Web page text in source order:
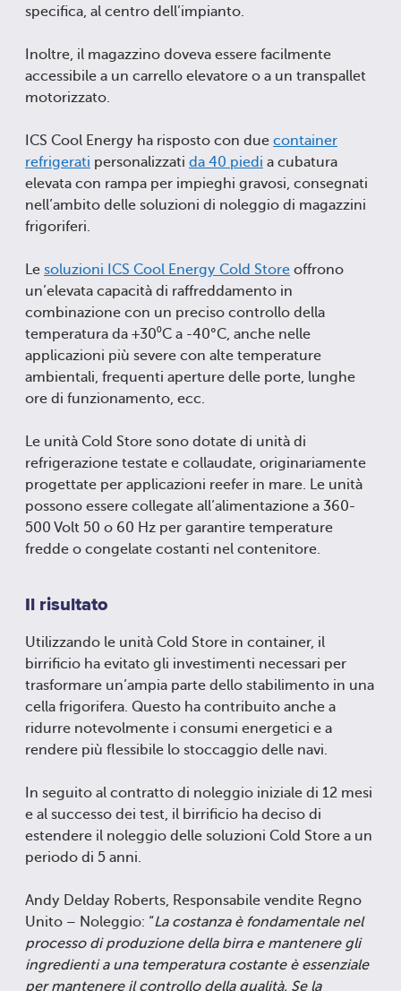
specifica, al centro dell’impianto.
Inoltre, il magazzino doveva essere facilmente
accessibile a un carrello elevatore o a un transpallet
motorizzato.
ICS Cool Energy ha risposto con due container
refrigerati personalizzati da 40 piedi a cubatura
elevata con rampa per impieghi gravosi, consegnati
nell’ambito delle soluzioni di noleggio di magazzini
frigoriferi.
Le soluzioni ICS Cool Energy Cold Store offrono
un’elevata capacità di raffreddamento in
combinazione con un preciso controllo della
temperatura da +30⁰C a -40°C, anche nelle
applicazioni più severe con alte temperature
ambientali, frequenti aperture delle porte, lunghe
ore di funzionamento, ecc.
Le unità Cold Store sono dotate di unità di
refrigerazione testate e collaudate, originariamente
progettate per applicazioni reefer in mare. Le unità
possono essere collegate all’alimentazione a 360-
500 Volt 50 o 60 Hz per garantire temperature
fredde o congelate costanti nel contenitore.
Il risultato
Utilizzando le unità Cold Store in container, il
birrificio ha evitato gli investimenti necessari per
trasformare un’ampia parte dello stabilimento in una
cella frigorifera. Questo ha contribuito anche a
ridurre notevolmente i consumi energetici e a
rendere più flessibile lo stoccaggio delle navi.
In seguito al contratto di noleggio iniziale di 12 mesi
e al successo dei test, il birrificio ha deciso di
estendere il noleggio delle soluzioni Cold Store a un
periodo di 5 anni.
Andy Delday Roberts, Responsabile vendite Regno
Unito – Noleggio: “La costanza è fondamentale nel
processo di produzione della birra e mantenere gli
ingredienti a una temperatura costante è essenziale
per mantenere il controllo della qualità. Se la